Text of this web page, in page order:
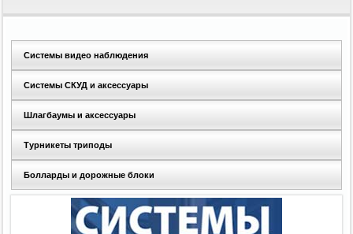
Системы видео наблюдения
Системы СКУД и аксессуары
Шлагбаумы и аксессуары
Турникеты триподы
Болларды и дорожные блоки